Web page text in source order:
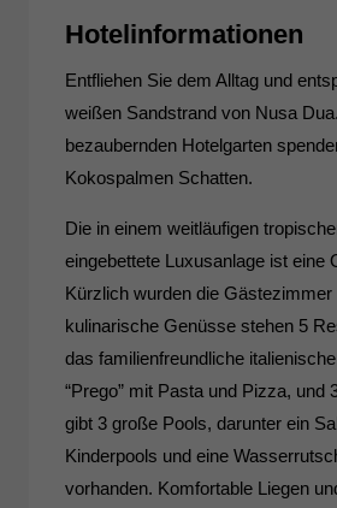
Hotelinformationen
Entfliehen Sie dem Alltag und
weißen Sandstrand von Nusa
bezaubernden Hotelgarten
Kokospalmen Schatten.
Die in einem weitläufigen
eingebettete Luxusanlage ist eine
Kürzlich wurden die Gästezimmer
kulinarische Genüsse stehen 5
das familienfreundliche
“Prego” mit Pasta und Pizza, und
gibt 3 große Pools, darunter ein
Kinderpools und eine
vorhanden. Komfortable Liegen